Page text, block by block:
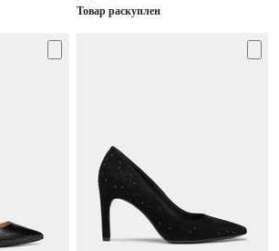
Товар раскуплен